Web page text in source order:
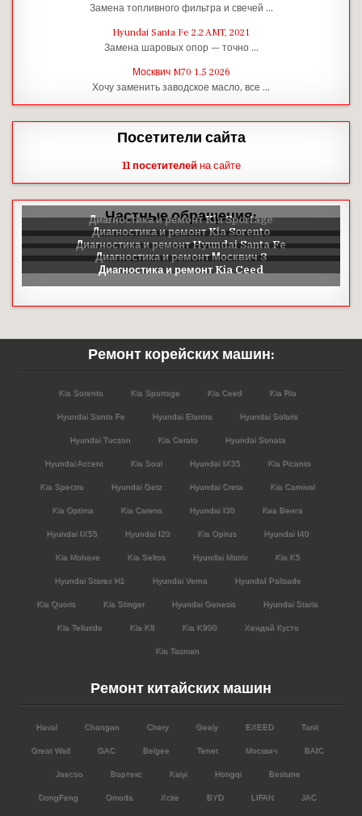
Замена топливного фильтра и свечей …
Hyundai Santa Fe 2.2 AMT, 2021
Замена шаровых опор — точно …
Москвич M70 1.5 2026
Хочу заменить заводское масло, все …
Посетители сайта
11 посетителейна сайте
Частные обращения:
Ремонт корейских машин:
Kia Sorento Kia Sportage Kia Ceed Kia Rio
Hyundai Santa Fe Hyundai Elantra Hyundai Solaris
Hyundai Tucson Kia Cerato Hyundai Sonata
Hyundai Accent Kia Soul Hyundai IX35 Kia Picanto
Kia Spectra Hyundai Getz Hyundai Creta Kia Carnival
Kia Optima Kia Carens Hyundai I30 Киа Венга
Hyundai IX55 Hyundai I20 Kia Opirus Hyundai I40
Kia Mohave Kia Seltos Hyundai Matrix Kia K5
Hyundai Starex H1 Hyundai Verna HyundaI Palisade
Kia Quoris Kia Stinger Hyundai Genesis Hyundai Staria
Kia Telluride Kia K8 Kia K900 Хендай Кусто
Kia Tasman
Ремонт китайских машин
Haval Changan Chery Geely EXEED Tank
Great Wall GAC Belgee Tenet Москвич BAIC
Jaecoo Вортекс Kaiyi Hongqi Bestune
DongFeng Omoda Xcite BYD LIFAN JAC